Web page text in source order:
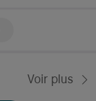
Voir plus